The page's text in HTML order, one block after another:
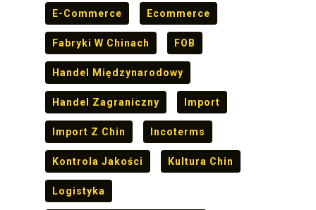
E-Commerce Ecommerce
Fabryki W Chinach FOB
Handel Międzynarodowy
Handel Zagraniczny Import
Import Z Chin Incoterms
Kontrola Jakości Kultura Chin
Logistyka